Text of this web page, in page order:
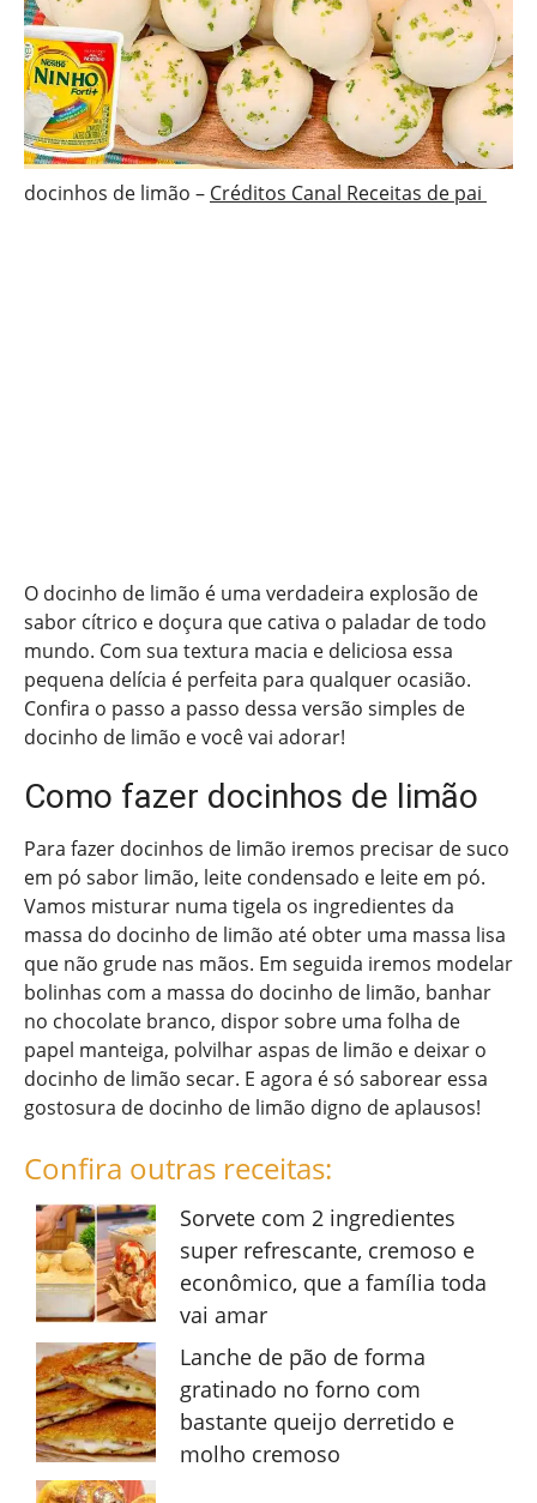
docinhos de limão – Créditos Canal Receitas de pai
O docinho de limão é uma verdadeira explosão de
sabor cítrico e doçura que cativa o paladar de todo
mundo. Com sua textura macia e deliciosa essa
pequena delícia é perfeita para qualquer ocasião.
Confira o passo a passo dessa versão simples de
docinho de limão e você vai adorar!
Como fazer docinhos de limão
Para fazer docinhos de limão iremos precisar de suco
em pó sabor limão, leite condensado e leite em pó.
Vamos misturar numa tigela os ingredientes da
massa do docinho de limão até obter uma massa lisa
que não grude nas mãos. Em seguida iremos modelar
bolinhas com a massa do docinho de limão, banhar
no chocolate branco, dispor sobre uma folha de
papel manteiga, polvilhar aspas de limão e deixar o
docinho de limão secar. E agora é só saborear essa
gostosura de docinho de limão digno de aplausos!
Confira outras receitas:
Sorvete com 2 ingredientes
super refrescante, cremoso e
econômico, que a família toda
vai amar
Lanche de pão de forma
gratinado no forno com
bastante queijo derretido e
molho cremoso